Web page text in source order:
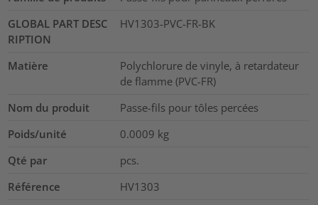
GLOBAL PART DESC
RIPTION
HV1303-PVC-FR-BK
Matière
Polychlorure de vinyle, à retardateur
de flamme (PVC-FR)
Nom du produit
Passe-fils pour tôles percées
Poids/unité
0.0009 kg
Qté par
pcs.
Référence
HV1303